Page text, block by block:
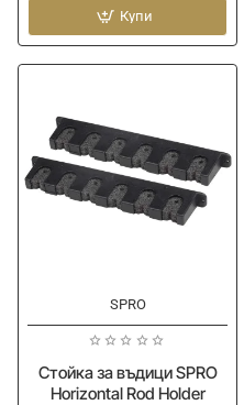
IGNESTI
Supports
Купи
SPRO
Стойка за въдици SPRO
Horizontal Rod Holder